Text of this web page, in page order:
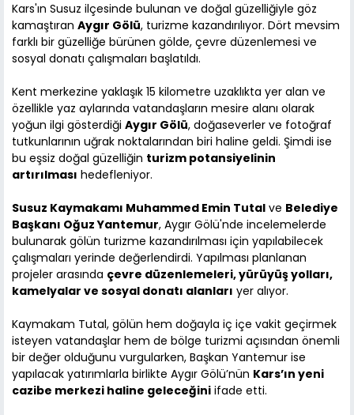
Kars'ın Susuz ilçesinde bulunan ve doğal güzelliğiyle göz
kamaştıran Aygır Gölü, turizme kazandırılıyor. Dört mevsim
farklı bir güzelliğe bürünen gölde, çevre düzenlemesi ve
sosyal donatı çalışmaları başlatıldı.
Kent merkezine yaklaşık 15 kilometre uzaklıkta yer alan ve
özellikle yaz aylarında vatandaşların mesire alanı olarak
yoğun ilgi gösterdiği Aygır Gölü, doğaseverler ve fotoğraf
tutkunlarının uğrak noktalarından biri haline geldi. Şimdi ise
bu eşsiz doğal güzelliğin turizm potansiyelinin
artırılması hedefleniyor.
Susuz Kaymakamı Muhammed Emin Tutal ve Belediye
Başkanı Oğuz Yantemur, Aygır Gölü'nde incelemelerde
bulunarak gölün turizme kazandırılması için yapılabilecek
çalışmaları yerinde değerlendirdi. Yapılması planlanan
projeler arasında çevre düzenlemeleri, yürüyüş yolları,
kamelyalar ve sosyal donatı alanları yer alıyor.
Kaymakam Tutal, gölün hem doğayla iç içe vakit geçirmek
isteyen vatandaşlar hem de bölge turizmi açısından önemli
bir değer olduğunu vurgularken, Başkan Yantemur ise
yapılacak yatırımlarla birlikte Aygır Gölü’nün Kars’ın yeni
cazibe merkezi haline geleceğini ifade etti.